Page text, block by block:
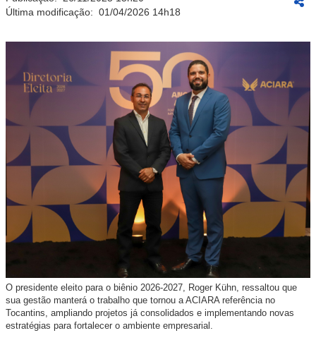
Última modificação: 01/04/2026 14h18
O presidente eleito para o biênio 2026-2027, Roger Kühn, ressaltou que
sua gestão manterá o trabalho que tornou a ACIARA referência no
Tocantins, ampliando projetos já consolidados e implementando novas
estratégias para fortalecer o ambiente empresarial.